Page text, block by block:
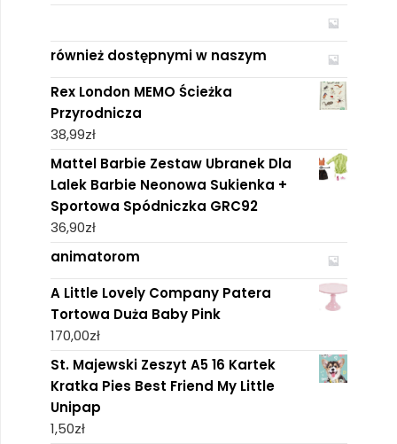
również dostępnymi w naszym
Rex London MEMO Ścieżka
Przyrodnicza
38,99zł
Mattel Barbie Zestaw Ubranek Dla
Lalek Barbie Neonowa Sukienka +
Sportowa Spódniczka GRC92
36,90zł
animatorom
A Little Lovely Company Patera
Tortowa Duża Baby Pink
170,00zł
St. Majewski Zeszyt A5 16 Kartek
Kratka Pies Best Friend My Little
Unipap
1,50zł